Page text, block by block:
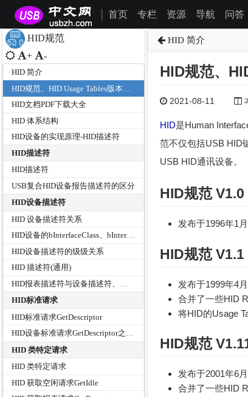
首页 专栏 资源 导航 问答
HID规范
+ -
HID 简介
HID文档PDF下载大全
HID 体系结构
HID设备的实现原理-HID描述符
HID描述符
HID描述符
USB复合HID设备报告描述符的区分
HID设备描述符
HID 设备描述符关系
HID设备的bInterfaceClass、bInterfaceSubClass和bInterfaceProtocol
HID设备描述符的级级关系
HID 描述符(通用)
HID标准请求
HID标准请求GetDescriptor
HID设备标准请求GetDescriptor之获取报告描述符
HID 类特定请求
HID 类特定请求
HID 获取空闲请求GetIdle
HID 简介
HID规范、
2021-08-11
HID是Human
范不仅包括USB HID
USB HID通讯设备。
HID规范 V1.0
发布于1996年1
HID规范 V1.1
发布于1999年4
合并了一些HID
将HID的Usage
HID规范
发布于2001年6
合并了一些HID